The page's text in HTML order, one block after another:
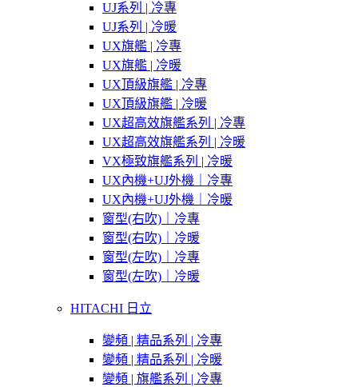
UJ系列 | 冷專
UJ系列 | 冷暖
UX旗艦 | 冷專
UX旗艦 | 冷暖
UX頂級旗艦 | 冷專
UX頂級旗艦 | 冷暖
UX超高效旗艦系列 | 冷專
UX超高效旗艦系列 | 冷暖
VX極致旗艦系列 | 冷暖
UX內機+UJ外機｜冷專
UX內機+UJ外機｜冷暖
窗型(右吹)｜冷專
窗型(右吹)｜冷暖
窗型(左吹)｜冷專
窗型(左吹)｜冷暖
HITACHI 日立
變頻 | 精品系列 | 冷專
變頻 | 精品系列 | 冷暖
變頻 | 旗艦系列 | 冷專